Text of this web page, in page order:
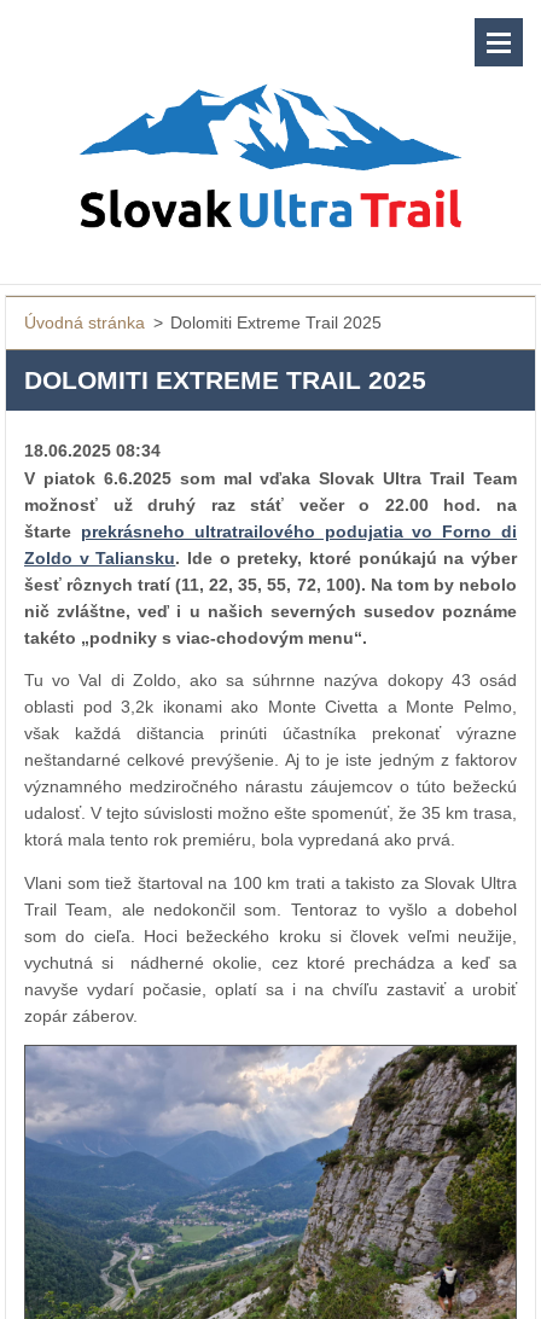
Úvodná stránka > Dolomiti Extreme Trail 2025
DOLOMITI EXTREME TRAIL 2025
18.06.2025 08:34
V piatok 6.6.2025 som mal vďaka Slovak Ultra Trail Team
možnosť už druhý raz stáť večer o 22.00 hod. na
štarte prekrásneho ultratrailového podujatia vo Forno di
Zoldo v Taliansku. Ide o preteky, ktoré ponúkajú na výber
šesť rôznych tratí (11, 22, 35, 55, 72, 100). Na tom by nebolo
nič zvláštne, veď i u našich severných susedov poznáme
takéto „podniky s viac-chodovým menu“.
Tu vo Val di Zoldo, ako sa súhrnne nazýva dokopy 43 osád
oblasti pod 3,2k ikonami ako Monte Civetta a Monte Pelmo,
však každá dištancia prinúti účastníka prekonať výrazne
neštandarné celkové prevýšenie. Aj to je iste jedným z faktorov
významného medziročného nárastu záujemcov o túto bežeckú
udalosť. V tejto súvislosti možno ešte spomenúť, že 35 km trasa,
ktorá mala tento rok premiéru, bola vypredaná ako prvá.
Vlani som tiež štartoval na 100 km trati a takisto za Slovak Ultra
Trail Team, ale nedokončil som. Tentoraz to vyšlo a dobehol
som do cieľa. Hoci bežeckého kroku si človek veľmi neužije,
vychutná si nádherné okolie, cez ktoré prechádza a keď sa
navyše vydarí počasie, oplatí sa i na chvíľu zastaviť a urobiť
zopár záberov.